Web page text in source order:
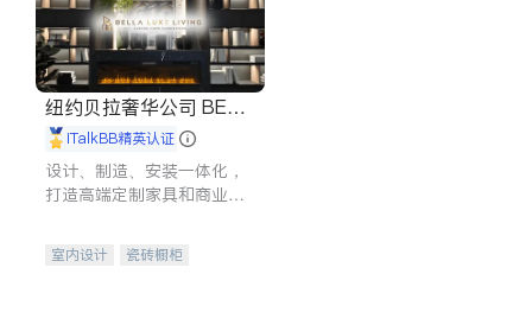
纽约贝拉奢华公司 BELL
A LUXE
iTalkBB精英认证
设计、制造、安装一体化，
打造高端定制家具和商业空
室内设计
瓷砖橱柜